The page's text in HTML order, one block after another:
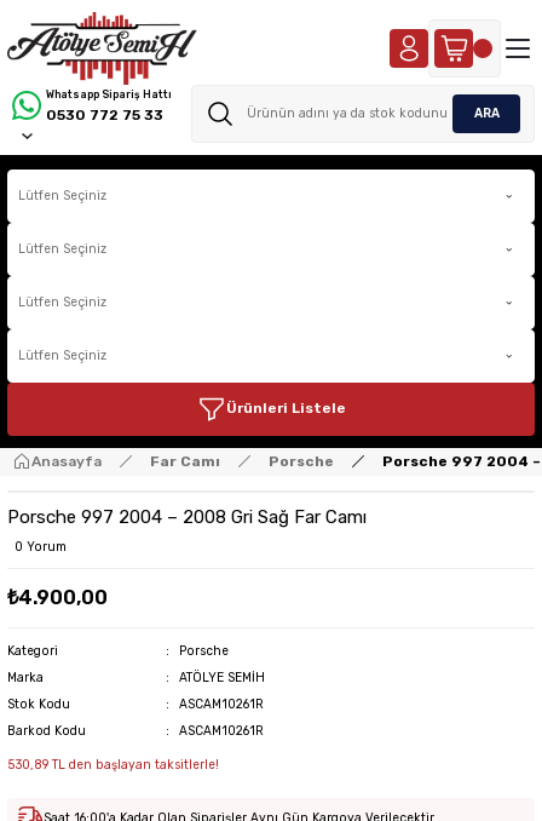
Whatsapp Sipariş Hattı
0530 772 75 33 ARA
Ürünleri Listele
Anasayfa Far Camı Porsche Porsche 997 2004 –
Porsche 997 2004 – 2008 Gri Sağ Far Camı
0 Yorum
₺4.900,00
Kategori
Porsche
Marka
ATÖLYE SEMİH
Stok Kodu
ASCAM10261R
Barkod Kodu
ASCAM10261R
530,89 TL den başlayan taksitlerle!